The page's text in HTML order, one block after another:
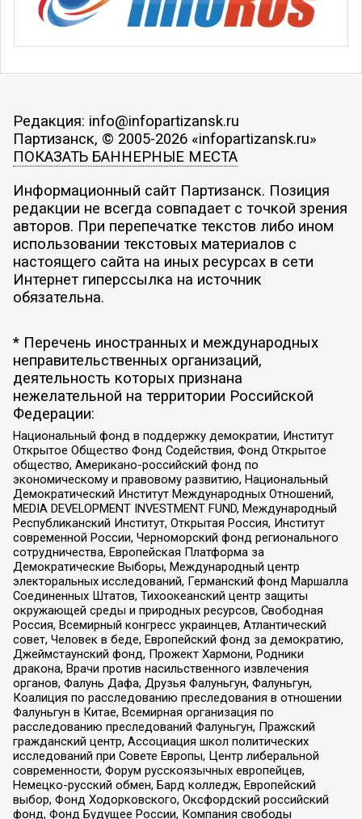
Редакция: info@infopartizansk.ru
Партизанск, © 2005-2026 «infopartizansk.ru»
ПОКАЗАТЬ БАННЕРНЫЕ МЕСТА
Информационный сайт Партизанск. Позиция
редакции не всегда совпадает с точкой зрения
авторов. При перепечатке текстов либо ином
использовании текстовых материалов с
настоящего сайта на иных ресурсах в сети
Интернет гиперссылка на источник
обязательна.
* Перечень иностранных и международных
неправительственных организаций,
деятельность которых признана
нежелательной на территории Российской
Федерации:
Национальный фонд в поддержку демократии, Институт
Открытое Общество Фонд Содействия, Фонд Открытое
общество, Американо-российский фонд по
экономическому и правовому развитию, Национальный
Демократический Институт Международных Отношений,
MEDIA DEVELOPMENT INVESTMENT FUND, Международный
Республиканский Институт, Открытая Россия, Институт
современной России, Черноморский фонд регионального
сотрудничества, Европейская Платформа за
Демократические Выборы, Международный центр
электоральных исследований, Германский фонд Маршалла
Соединенных Штатов, Тихоокеанский центр защиты
окружающей среды и природных ресурсов, Свободная
Россия, Всемирный конгресс украинцев, Атлантический
совет, Человек в беде, Европейский фонд за демократию,
Джеймстаунский фонд, Прожект Хармони, Родники
дракона, Врачи против насильственного извлечения
органов, Фалунь Дафа, Друзья Фалуньгун, Фалуньгун,
Коалиция по расследованию преследования в отношении
Фалуньгун в Китае, Всемирная организация по
расследованию преследований Фалуньгун, Пражский
гражданский центр, Ассоциация школ политических
исследований при Совете Европы, Центр либеральной
современности, Форум русскоязычных европейцев,
Немецко-русский обмен, Бард колледж, Европейский
выбор, Фонд Ходорковского, Оксфордский российский
фонд, Фонд Будущее России, Компания свободы